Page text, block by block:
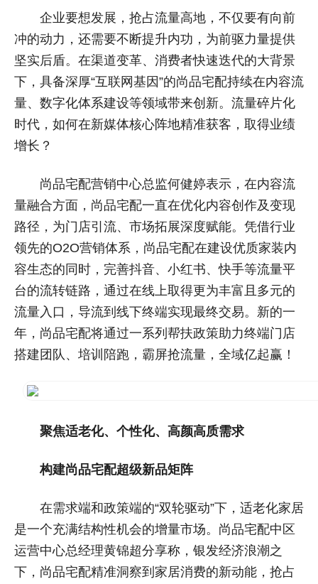
企业要想发展，抢占流量高地，不仅要有向前
冲的动力，还需要不断提升内功，为前驱力量提供
坚实后盾。在渠道变革、消费者快速迭代的大背景
下，具备深厚“互联网基因”的尚品宅配持续在内容流
量、数字化体系建设等领域带来创新。流量碎片化
时代，如何在新媒体核心阵地精准获客，取得业绩
增长？
尚品宅配营销中心总监何健婷表示，在内容流
量融合方面，尚品宅配一直在优化内容创作及变现
路径，为门店引流、市场拓展深度赋能。凭借行业
领先的O2O营销体系，尚品宅配在建设优质家装内
容生态的同时，完善抖音、小红书、快手等流量平
台的流转链路，通过在线上取得更为丰富且多元的
流量入口，导流到线下终端实现最终交易。新的一
年，尚品宅配将通过一系列帮扶政策助力终端门店
搭建团队、培训陪跑，霸屏抢流量，全域亿起赢！
聚焦适老化、个性化、高颜高质需求
构建尚品宅配超级新品矩阵
在需求端和政策端的“双轮驱动”下，适老化家居
是一个充满结构性机会的增量市场。尚品宅配中区
运营中心总经理黄锦超分享称，银发经济浪潮之
下，尚品宅配精准洞察到家居消费的新动能，抢占